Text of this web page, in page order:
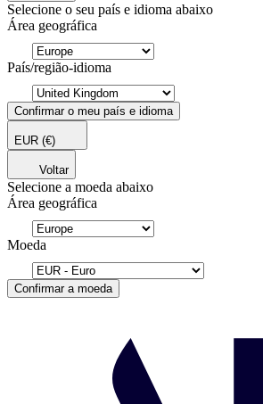
Selecione o seu país e idioma abaixo
Área geográfica
País/região-idioma
Confirmar o meu país e idioma
EUR (€)
Voltar
Selecione a moeda abaixo
Área geográfica
Moeda
Confirmar a moeda